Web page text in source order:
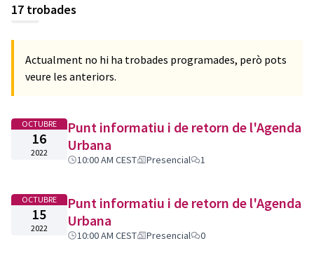
17 trobades
Actualment no hi ha trobades programades, però pots
veure les anteriors.
OCTUBRE
16
2022
Punt informatiu i de retorn de l'Agenda
Urbana
10:00 AM CEST Presencial 1
OCTUBRE
15
2022
Punt informatiu i de retorn de l'Agenda
Urbana
10:00 AM CEST Presencial 0